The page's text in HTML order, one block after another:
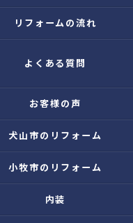
リフォームの流れ
よくある質問
お客様の声
犬山市のリフォーム
小牧市のリフォーム
内装